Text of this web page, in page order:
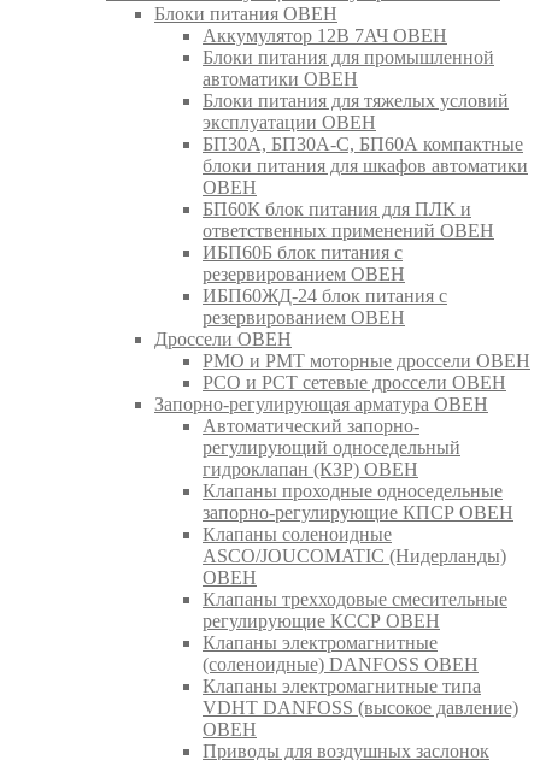
Блоки питания ОВЕН
Аккумулятор 12В 7АЧ ОВЕН
Блоки питания для промышленной
автоматики ОВЕН
Блоки питания для тяжелых условий
эксплуатации ОВЕН
БП30А, БП30А-С, БП60А компактные
блоки питания для шкафов автоматики
ОВЕН
БП60К блок питания для ПЛК и
ответственных применений ОВЕН
ИБП60Б блок питания с
резервированием ОВЕН
ИБП60ЖД-24 блок питания с
резервированием ОВЕН
Дроссели ОВЕН
РМО и РМТ моторные дроссели ОВЕН
РСО и РСТ сетевые дроссели ОВЕН
Запорно-регулирующая арматура ОВЕН
Автоматический запорно-
регулирующий односедельный
гидроклапан (КЗР) ОВЕН
Клапаны проходные односедельные
запорно-регулирующие КПСР ОВЕН
Клапаны соленоидные
ASCO/JOUCOMATIC (Нидерланды)
ОВЕН
Клапаны трехходовые смесительные
регулирующие КССР ОВЕН
Клапаны электромагнитные
(соленоидные) DANFOSS ОВЕН
Клапаны электромагнитные типа
VDHT DANFOSS (высокое давление)
ОВЕН
Приводы для воздушных заслонок